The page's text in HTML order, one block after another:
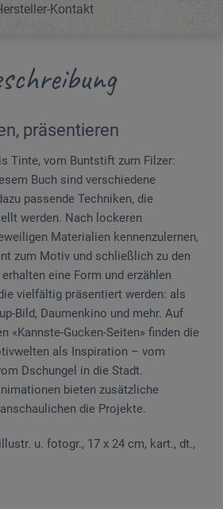
Kontakt
präsentieren
Tinte, vom Buntstift zum Filzer:
Buch sind verschiedene
passende Techniken, die
werden. Nach lockeren
Materialien kennenzulernen,
zum Motiv und schließlich zu den
eine Form und erzählen
vielfältig präsentiert werden: als
Bild, Daumenkino und mehr. Auf
«Kannste-Gucken-Seiten» finden die
als Inspiration – vom
Dschungel in die Stadt.
bieten zusätzliche
die Projekte.
u. fotogr., 17 x 24 cm, kart., dt.,